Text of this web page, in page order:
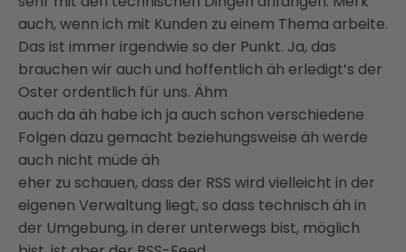
auch, wenn ich mit Kunden zu einem Thema arbeite.
Das ist immer irgendwie so der Punkt. Ja, das
brauchen wir auch und hoffentlich äh erledigt’s der
Oster ordentlich für uns. Ähm
auch da äh habe ich ja auch schon verschiedene
Folgen dazu gemacht beziehungsweise äh werde
auch nicht müde äh
eher zu schauen, dass der RSS wird vielleicht in der
eigenen Verwaltung liegt, so dass technisch äh in
der Umgebung, in derer unterwegs bist, möglich